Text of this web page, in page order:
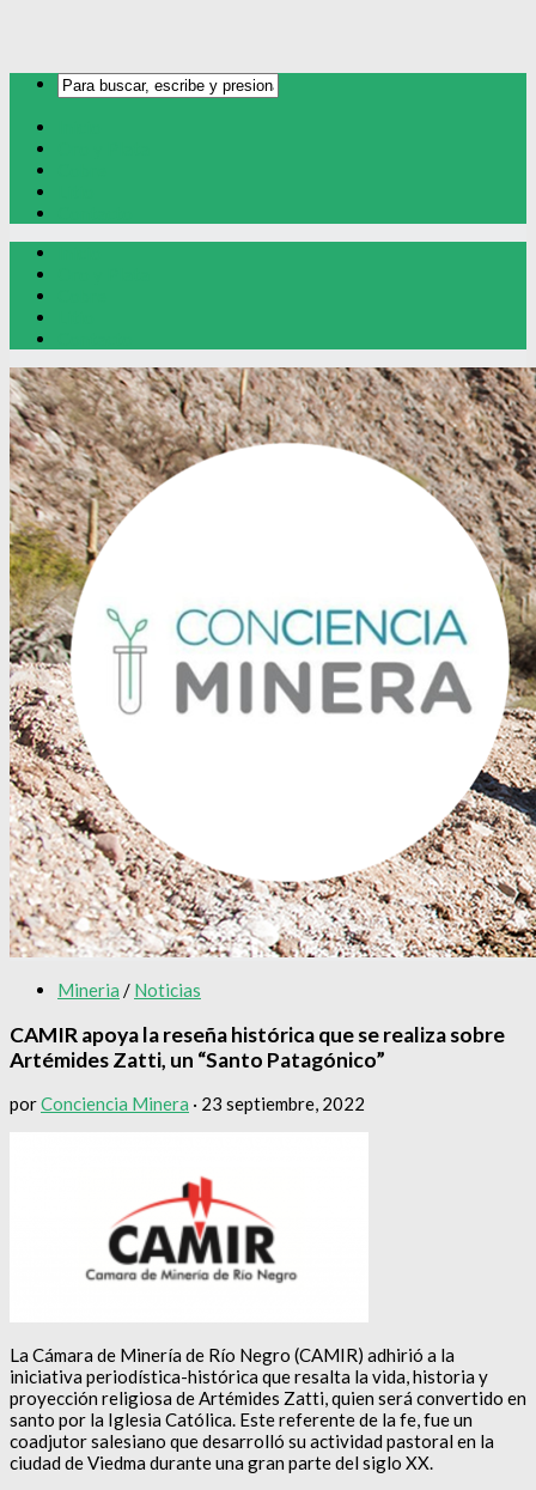
Mineria / Noticias
CAMIR apoya la reseña histórica que se realiza sobre
Artémides Zatti, un “Santo Patagónico”
porConciencia Minera · 23 septiembre, 2022
La Cámara de Minería de Río Negro (CAMIR) adhirió a la
iniciativa periodística-histórica que resalta la vida, historia y
proyección religiosa de Artémides Zatti, quien será convertido en
santo por la Iglesia Católica. Este referente de la fe, fue un
coadjutor salesiano que desarrolló su actividad pastoral en la
ciudad de Viedma durante una gran parte del siglo XX.